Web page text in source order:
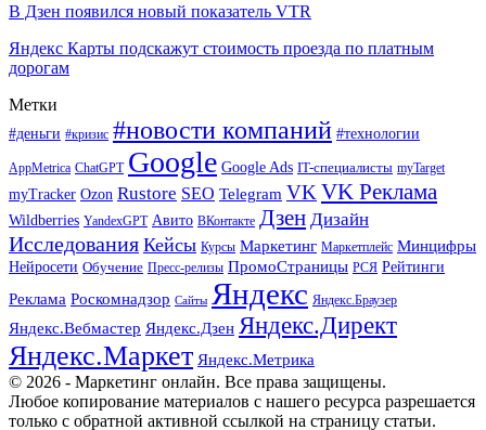
В Дзен появился новый показатель VTR
Яндекс Карты подскажут стоимость проезда по платным
дорогам
Метки
#деньги #кризис #новости компаний #технологии
AppMetrica ChatGPT Google Google Ads IT-специалисты myTarget
myTracker Ozon Rustore SEO Telegram VK VK Реклама
Wildberries YandexGPT Авито ВКонтакте Дзен Дизайн
Исследования Кейсы Курсы Маркетинг Маркетплейс Минцифры
Нейросети Обучение Пресс-релизы ПромоСтраницы РСЯ Рейтинги
Реклама Роскомнадзор Сайты Яндекс Яндекс.Браузер
Яндекс.Вебмастер Яндекс.Дзен Яндекс.Директ
Яндекс.Маркет Яндекс.Метрика
© 2026 - Маркетинг онлайн. Все права защищены.
Любое копирование материалов с нашего ресурса разрешается
только с обратной активной ссылкой на страницу статьи.